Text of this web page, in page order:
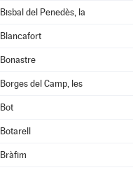
Bisbal del Penedès, la
Blancafort
Bonastre
Borges del Camp, les
Bot
Botarell
Bràfim